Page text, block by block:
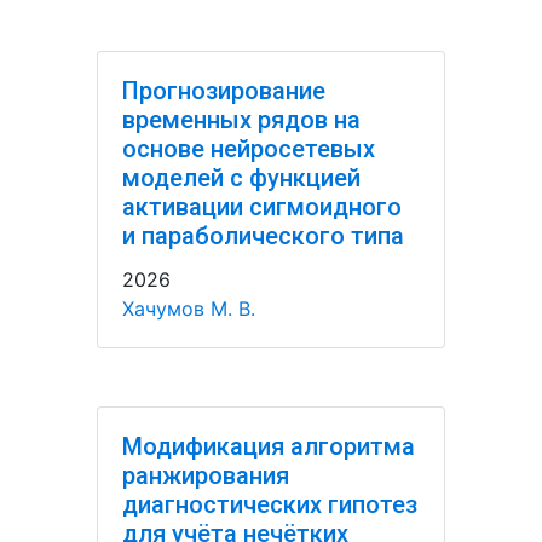
Прогнозирование
временных рядов на
основе нейросетевых
моделей с функцией
активации сигмоидного
и параболического типа
2026
Хачумов М. В.
Модификация алгоритма
ранжирования
диагностических гипотез
для учёта нечётких